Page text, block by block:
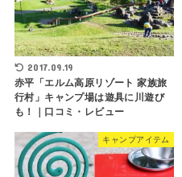
2017.09.19
赤平「エルム高原リゾート 家族旅
行村」キャンプ場は遊具に川遊び
も！｜口コミ・レビュー
キャンプアイテム